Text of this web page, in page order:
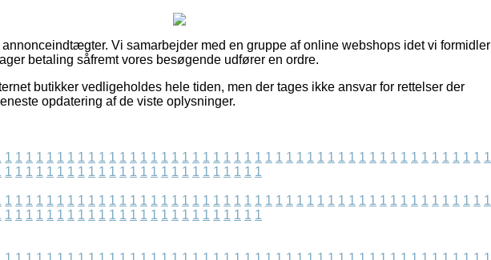
Vi samarbejder med en gruppe af online webshops idet vi formidler
betaling såfremt vores besøgende udfører en ordre.
butikker vedligeholdes hele tiden, men der tages ikke ansvar for rettelser der
opdatering af de viste oplysninger.
1 1 1 1 1 1 1 1 1 1 1 1 1 1 1 1 1 1 1 1 1 1 1 1 1 1 1 1 1 1 1 1 1 1 1 1 1 1 1 1 1 1 1 1 1 1 1
1 1 1 1 1 1 1 1 1 1 1 1 1 1 1 1 1 1 1 1 1 1 1 1 1
1 1 1 1 1 1 1 1 1 1 1 1 1 1 1 1 1 1 1 1 1 1 1 1 1 1 1 1 1 1 1 1 1 1 1 1 1 1 1 1 1 1 1 1 1 1 1
1 1 1 1 1 1 1 1 1 1 1 1 1 1 1 1 1 1 1 1 1 1 1 1 1